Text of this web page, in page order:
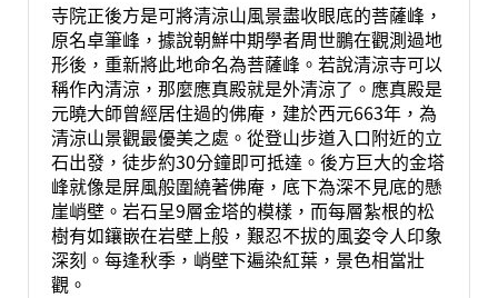
寺院正後方是可將清涼山風景盡收眼底的菩薩峰，
原名卓筆峰，據說朝鮮中期學者周世鵬在觀測過地
形後，重新將此地命名為菩薩峰。若說清涼寺可以
稱作內清涼，那麼應真殿就是外清涼了。應真殿是
元曉大師曾經居住過的佛庵，建於西元663年，為
清涼山景觀最優美之處。從登山步道入口附近的立
石出發，徒步約30分鐘即可抵達。後方巨大的金塔
峰就像是屏風般圍繞著佛庵，底下為深不見底的懸
崖峭壁。岩石呈9層金塔的模樣，而每層紮根的松
樹有如鑲嵌在岩壁上般，艱忍不拔的風姿令人印象
深刻。每逢秋季，峭壁下遍染紅葉，景色相當壯
觀。